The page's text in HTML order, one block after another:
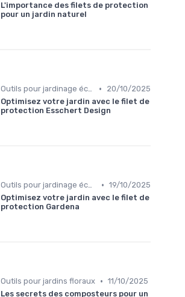
L'importance des filets de protection
pour un jardin naturel
Outils pour jardinage écologique •
20/10/2025
Optimisez votre jardin avec le filet de
protection Esschert Design
Outils pour jardinage écologique • 19/10/2025
Optimisez votre jardin avec le filet de
protection Gardena
Outils pour jardins floraux • 11/10/2025
Les secrets des composteurs pour un